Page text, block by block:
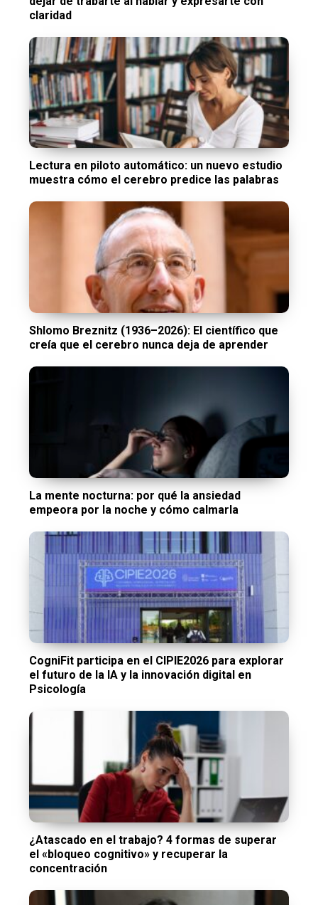
claridad
Lectura en piloto automático: un nuevo estudio
muestra cómo el cerebro predice las palabras
Shlomo Breznitz (1936–2026): El científico que
creía que el cerebro nunca deja de aprender
La mente nocturna: por qué la ansiedad
empeora por la noche y cómo calmarla
CogniFit participa en el CIPIE2026 para explorar
el futuro de la IA y la innovación digital en
Psicología
¿Atascado en el trabajo? 4 formas de superar
el «bloqueo cognitivo» y recuperar la
concentración